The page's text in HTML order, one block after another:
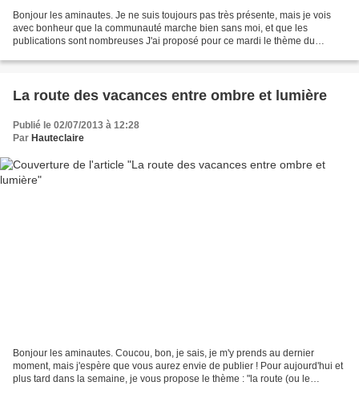
Bonjour les aminautes. Je ne suis toujours pas très présente, mais je vois
avec bonheur que la communauté marche bien sans moi, et que les
publications sont nombreuses J'ai proposé pour ce mardi le thème du
La route des vacances entre ombre et lumière
Publié le 02/07/2013 à 12:28
Par Hauteclaire
Bonjour les aminautes. Coucou, bon, je sais, je m'y prends au dernier
moment, mais j'espère que vous aurez envie de publier ! Pour aujourd'hui et
plus tard dans la semaine, je vous propose le thème : "la route (ou le